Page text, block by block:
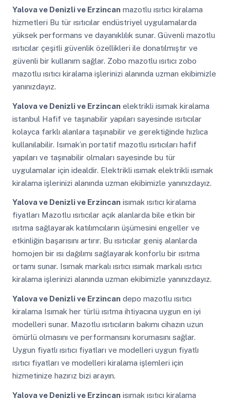
Yalova ve Denizli ve Erzincanmazotlu ısıtıcı kiralama
hizmetleri Bu tür ısıtıcılar endüstriyel uygulamalarda
yüksek performans ve dayanıklılık sunar. Güvenli mazotlu
ısıtıcılar çeşitli güvenlik özellikleri ile donatılmıştır ve
güvenli bir kullanım sağlar. Zobo mazotlu ısıtıcı zobo
mazotlu ısıtıcı kiralama işlerinizi alanında uzman ekibimizle
yanınızdayız.
Yalova ve Denizli ve Erzincanelektrikli isımak kiralama
istanbul Hafif ve taşınabilir yapıları sayesinde ısıtıcılar
kolayca farklı alanlara taşınabilir ve gerektiğinde hızlıca
kullanılabilir. Isımak’ın portatif mazotlu ısıtıcıları hafif
yapıları ve taşınabilir olmaları sayesinde bu tür
uygulamalar için idealdir. Elektrikli ısımak elektrikli ısımak
kiralama işlerinizi alanında uzman ekibimizle yanınızdayız.
Yalova ve Denizli ve Erzincanisımak ısıtıcı kiralama
fiyatları Mazotlu ısıtıcılar açık alanlarda bile etkin bir
ısıtma sağlayarak katılımcıların üşümesini engeller ve
etkinliğin başarısını artırır. Bu ısıtıcılar geniş alanlarda
homojen bir ısı dağılımı sağlayarak konforlu bir ısıtma
ortamı sunar. Isımak markalı ısıtıcı ısımak markalı ısıtıcı
kiralama işlerinizi alanında uzman ekibimizle yanınızdayız.
Yalova ve Denizli ve Erzincandepo mazotlu ısıtıcı
kiralama Isımak her türlü ısıtma ihtiyacına uygun en iyi
modelleri sunar. Mazotlu ısıtıcıların bakımı cihazın uzun
ömürlü olmasını ve performansını korumasını sağlar.
Uygun fiyatlı ısıtıcı fiyatları ve modelleri uygun fiyatlı
ısıtıcı fiyatları ve modelleri kiralama işlemleri için
hizmetinize hazırız bizi arayın.
Yalova ve Denizli ve Erzincanisımak ısıtıcı kiralama